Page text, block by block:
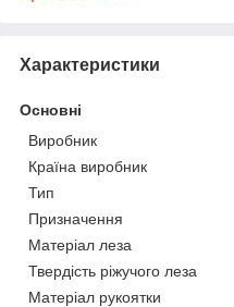
Характеристики
Основні
Виробник
Країна виробник
Тип
Призначення
Матеріал леза
Твердість ріжучого леза
Матеріал рукоятки